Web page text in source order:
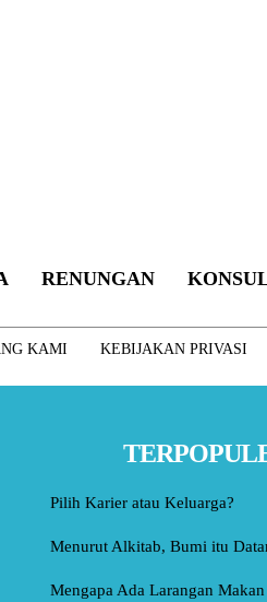
RENUNGAN
KAMI KEBIJAKAN PRIVASI
Pilih Karier atau Keluarga?
Menurut Alkitab, Bumi itu
Mengapa Ada Larangan